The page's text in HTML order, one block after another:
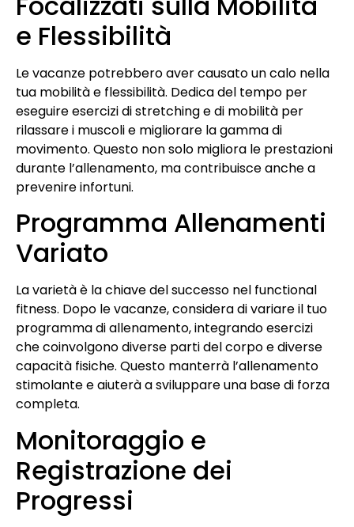
e Flessibilità
Le vacanze potrebbero aver causato un calo nella
tua mobilità e flessibilità. Dedica del tempo per
eseguire esercizi di stretching e di mobilità per
rilassare i muscoli e migliorare la gamma di
movimento. Questo non solo migliora le prestazioni
durante l’allenamento, ma contribuisce anche a
prevenire infortuni.
Programma Allenamenti
Variato
La varietà è la chiave del successo nel functional
fitness. Dopo le vacanze, considera di variare il tuo
programma di allenamento, integrando esercizi
che coinvolgono diverse parti del corpo e diverse
capacità fisiche. Questo manterrà l’allenamento
stimolante e aiuterà a sviluppare una base di forza
completa.
Monitoraggio e
Registrazione dei
Progressi